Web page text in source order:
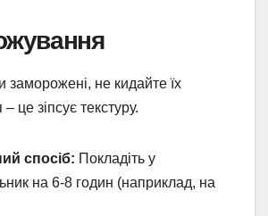
заморожені, не кидайте їх
це зіпсує текстуру.
спосіб: Покладіть у
на 6-8 годин (наприклад, на